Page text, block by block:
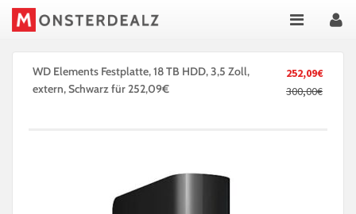
252,09€
300,00€
WD Elements Festplatte, 18 TB HDD, 3,5 Zoll,
extern, Schwarz für 252,09€